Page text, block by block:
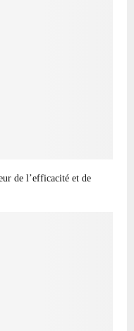
de l’efficacité et de